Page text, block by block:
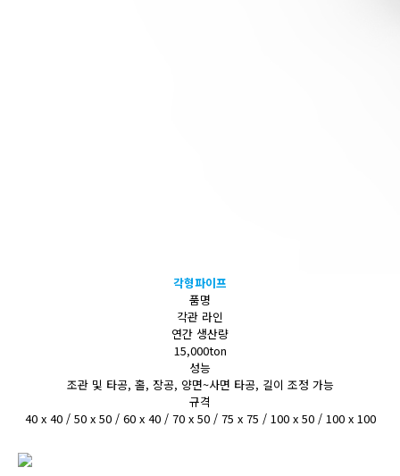
각형파이프
품명
각관 라인
연간 생산량
15,000ton
성능
조관 및 타공, 홀, 장공, 양면~사면 타공, 길이 조정 가능
규격
40 x 40 / 50 x 50 / 60 x 40 / 70 x 50 / 75 x 75 / 100 x 50 / 100 x 100